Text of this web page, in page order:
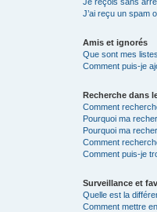
J’ai reçu un spam
Amis et ignorés
Que sont mes
Comment puis-je
Recherche dans
Comment
Pourquoi ma
Pourquoi ma
Comment
Comment puis-je
Surveillance et
Quelle est la
Comment mettre